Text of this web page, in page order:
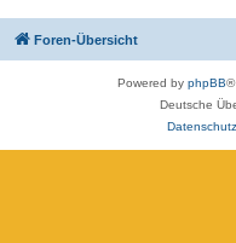
Foren-Übersicht
Powered by phpBB®
Deutsche
Datenschutz